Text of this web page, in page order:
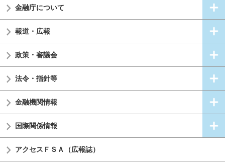
金融庁について
報道・広報
政策・審議会
法令・指針等
金融機関情報
国際関係情報
アクセスＦＳＡ（広報誌）